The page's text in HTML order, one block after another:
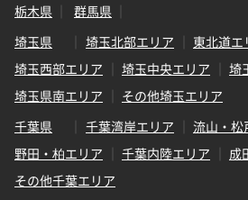
栃木県
群馬県
埼玉県
埼玉北部エリア
東北道エ
埼玉西部エリア
埼玉中央エリア
埼
埼玉県南エリア
その他埼玉エリア
千葉県
千葉湾岸エリア
流山・松
野田・柏エリア
千葉内陸エリア
成
その他千葉エリア